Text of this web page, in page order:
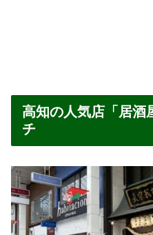
高知の人気店「居酒
チ